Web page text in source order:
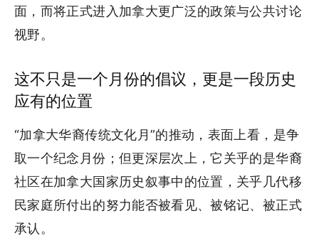
面，而将正式进入加拿大更广泛的政策与公共讨论
视野。
这不只是一个月份的倡议，更是一段历史
应有的位置
“加拿大华裔传统文化月”的推动，表面上看，是争
取一个纪念月份；但更深层次上，它关乎的是华裔
社区在加拿大国家历史叙事中的位置，关乎几代移
民家庭所付出的努力能否被看见、被铭记、被正式
承认。